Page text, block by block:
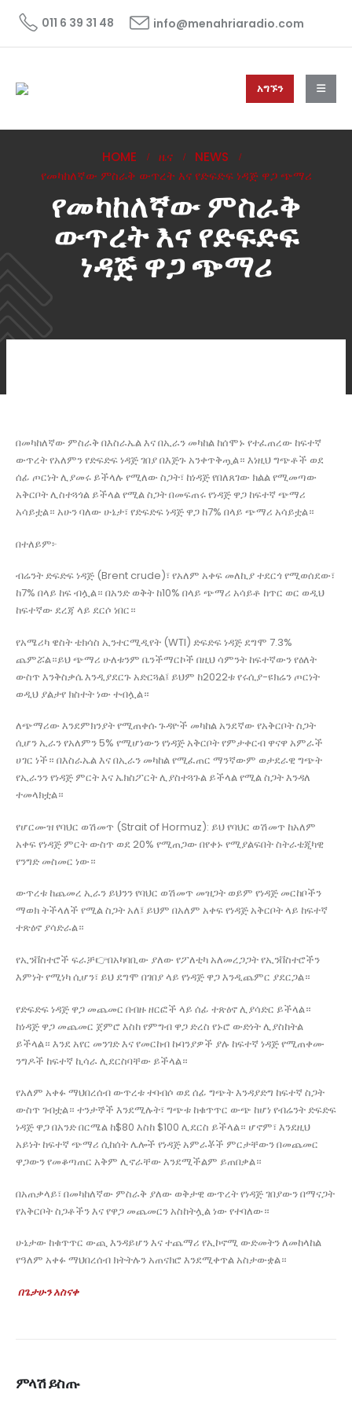
011 6 39 31 48 info@menahriaradio.com
አግኙን
HOME ዜና
NEWS
የመካከለኛው ምስራቅ ውጥረት እና የድፍድፍ ነዳጅ ዋጋ ጭማሪ
የመካከለኛው ምስራቅ
ውጥረት እና የድፍድፍ
ነዳጅ ዋጋ ጭማሪ
በመካከለኛው ምስራቅ በእስራኤል እና በኢራን መካከል ከሰሞኑ የተፈጠረው ከፍተኛ
ውጥረት የአለምን የድፍድፍ ነዳጅ ገበያ በእጅጉ አንቀጥቅጧል። እነዚህ ግጭቶች ወደ
ሰፊ ጦርነት ሊያመሩ ይችላሉ የሚለው ስጋት፣ ከነዳጅ የበለጸገው ክልል የሚመጣው
አቅርቦት ሊስተጓጎል ይችላል የሚል ስጋት በመፍጠሩ የነዳጅ ዋጋ ከፍተኛ ጭማሪ
አሳይቷል። አሁን ባለው ሁኔታ፣ የድፍድፍ ነዳጅ ዋጋ ከ7% በላይ ጭማሪ አሳይቷል።
በተለይም፦
ብሬንት ድፍድፍ ነዳጅ (Brent crude)፣ የአለም አቀፍ መለኪያ ተደርጎ የሚወሰደው፣
ከ7% በላይ ከፍ ብሏል። በአንድ ወቅት ከ10% በላይ ጭማሪ አሳይቶ ከጥር ወር ወዲህ
ከፍተኛው ደረጃ ላይ ደርሶ ነበር።
የአሜሪካ ዌስት ቴክሳስ ኢንተርሚዲየት (WTI) ድፍድፍ ነዳጅ ደግሞ 7.3%
ጨምሯል።ይህ ጭማሪ ሁለቱንም ቤንችማርኮች በዚህ ሳምንት ከፍተኛውን የዕለት
ውስጥ እንቅስቃሴ እንዲያደርጉ አድርጓል፤ ይህም ከ2022ቱ የሩሲያ-ዩክሬን ጦርነት
ወዲህ ያልታየ ክስተት ነው ተብሏል።
ለጭማሪው እንደምክንያት የሚጠቀሱ ጉዳዮች መካከል አንደኛው የአቅርቦት ስጋት
ሲሆን ኢራን የአለምን 5% የሚሆነውን የነዳጅ አቅርቦት የምታቀርብ ዋናዋ አምራች
ሀገር ነች። በእስራኤል እና በኢራን መካከል የሚፈጠር ማንኛውም ወታደራዊ ግጭት
የኢራንን የነዳጅ ምርት እና ኤክስፖርት ሊያስተጓጉል ይችላል የሚል ስጋት እንዳለ
ተመላክቷል።
የሆርሙዝ የባህር ወሽመጥ (Strait of Hormuz): ይህ የባህር ወሽመጥ ከአለም
አቀፍ የነዳጅ ምርት ውስጥ ወደ 20% የሚጠጋው በየቀኑ የሚያልፍበት ስትራቴጂካዊ
የንግድ መስመር ነው።
ውጥረቱ ከጨመረ ኢራን ይህንን የባህር ወሽመጥ መዝጋት ወይም የነዳጅ መርከቦችን
ማወክ ትችላለች የሚል ስጋት አለ፤ ይህም በአለም አቀፍ የነዳጅ አቅርቦት ላይ ከፍተኛ
ተጽዕኖ ያሳድራል።
የኢንቨስተሮች ፍራቻ👉በአካባቢው ያለው የፖለቲካ አለመረጋጋት የኢንቨስተሮችን
እምነት የሚነካ ሲሆን፣ ይህ ደግሞ በገበያ ላይ የነዳጅ ዋጋ እንዲጨምር ያደርጋል።
የድፍድፍ ነዳጅ ዋጋ መጨመር በብዙ ዘርፎች ላይ ሰፊ ተጽዕኖ ሊያሳድር ይችላል።
ከነዳጅ ዋጋ መጨመር ጀምሮ እስከ የምግብ ዋጋ ድረስ የኑሮ ውድነት ሊያስከትል
ይችላል። እንደ አየር መንገድ እና የመርከብ ኩባንያዎች ያሉ ከፍተኛ ነዳጅ የሚጠቀሙ
ንግዶች ከፍተኛ ኪሳራ ሊደርስባቸው ይችላል።
የአለም አቀፉ ማህበረሰብ ውጥረቱ ተባብሶ ወደ ሰፊ ግጭት እንዳያድግ ከፍተኛ ስጋት
ውስጥ ገብቷል። ተንታኞች እንደሚሉት፣ ግጭቱ ከቁጥጥር ውጭ ከሆነ የብሬንት ድፍድፍ
ነዳጅ ዋጋ በአንድ በርሜል ከ$80 እስከ $100 ሊደርስ ይችላል። ሆኖም፣ እንደዚህ
አይነት ከፍተኛ ጭማሪ ሲከሰት ሌሎች የነዳጅ አምራቾች ምርታቸውን በመጨመር
ዋጋውን የመቆጣጠር አቅም ሊኖራቸው እንደሚችልም ይጠበቃል።
በአጠቃላይ፣ በመካከለኛው ምስራቅ ያለው ወቅታዊ ውጥረት የነዳጅ ገበያውን በማናጋት
የአቅርቦት ስጋቶችን እና የዋጋ መጨመርን አስከትሏል ነው የተባለው።
ሁኔታው ከቁጥጥር ውጪ እንዳይሆን እና ተጨማሪ የኢኮኖሚ ውድመትን ለመከላከል
የዓለም አቀፉ ማህበረሰብ ክትትሉን አጠናክሮ እንደሚቀጥል አስታውቋል።
በጌታሁን አስናቀ
ምላሽ ይስጡ